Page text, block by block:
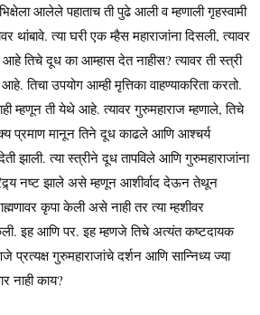
भिक्षेला आलेले पहाताच ती पुढे आली व म्हणाली गृहस्वामी
थांबावे. त्या घरी एक म्हैस महाराजांना दिसली, त्यावर
तिचे दूध का आम्हास देत नाहीस? त्यावर ती स्त्री
तिचा उपयोग आम्ही मृत्तिका वाहण्याकरिता करतो.
म्हणून ती येथे आहे. त्यावर गुरुमहाराज म्हणाले, तिचे
प्रमाण मानून तिने दूध काढले आणि आश्चर्य
झाली. त्या स्त्रीने दूध तापविले आणि गुरुमहाराजांना
नष्ट झाले असे म्हणून आशीर्वाद देऊन तेथून
कृपा केली असे नाही तर त्या म्हशीवर
इह आणि पर. इह म्हणजे तिचे अत्यंत कष्टदायक
गुरुमहाराजांचे दर्शन आणि सान्निध्य ज्या
नाही काय?